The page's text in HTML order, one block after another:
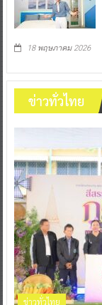
18 พฤษภาคม 2026
ข่าวทั่วไทย
ข่าวทั่วไทย